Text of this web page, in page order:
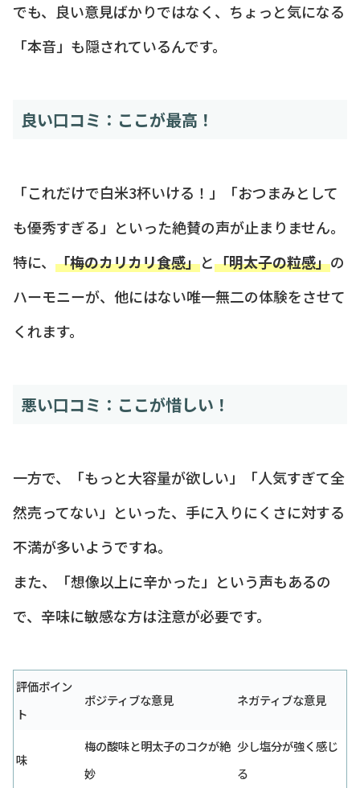
でも、良い意見ばかりではなく、ちょっと気になる
「本音」も隠されているんです。
良い口コミ：ここが最高！
「これだけで白米3杯いける！」「おつまみとして
も優秀すぎる」といった絶賛の声が止まりません。
特に、 「梅のカリカリ食感」と「明太子の粒感」の
ハーモニーが、他にはない唯一無二の体験をさせて
くれます。
悪い口コミ：ここが惜しい！
一方で、「もっと大容量が欲しい」「人気すぎて全
然売ってない」といった、手に入りにくさに対する
不満が多いようですね。
また、「想像以上に辛かった」という声もあるの
で、辛味に敏感な方は注意が必要です。
評価ポイン
ト
ポジティブな意見 ネガティブな意見
味
梅の酸味と明太子のコクが絶
妙
少し塩分が強く感じ
る